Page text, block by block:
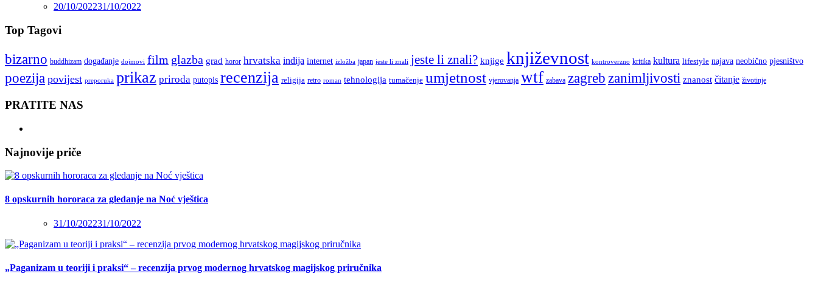
20/10/202231/10/2022
Top Tagovi
bizarno buddhizam događanje dojmovi film glazba grad horor hrvatska indija internet izložba japan jeste li znali jeste li znali? knjige književnost kontroverzno kritika kultura lifestyle najava neobično pjesništvo
poezija povijest preporuka prikaz priroda putopis recenzija religija retro roman tehnologija tumačenje umjetnost vjerovanja wtf zabava zagreb zanimljivosti znanost čitanje životinje
PRATITE NAS
Najnovije priče
8 opskurnih hororaca za gledanje na Noć vještica
31/10/202231/10/2022
„Paganizam u teoriji i praksi“ – recenzija prvog modernog hrvatskog magijskog priručnika